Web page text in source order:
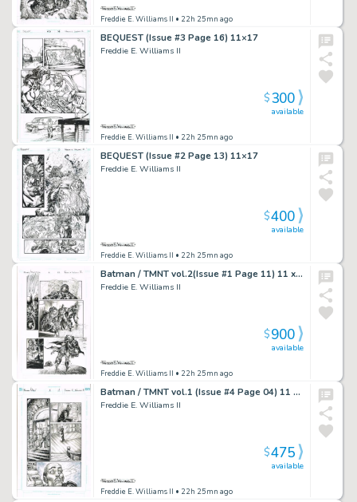
Freddie E. Williams II • 22h 25mn ago
BEQUEST (Issue #3 Page 16) 11×17
Freddie E. Williams II
Freddie E. Williams II • 22h 25mn ago
available
$300
BEQUEST (Issue #2 Page 13) 11×17
Freddie E. Williams II
Freddie E. Williams II • 22h 25mn ago
available
$400
Batman / TMNT vol.2(Issue #1 Page 11) 11 x 17
Freddie E. Williams II
Freddie E. Williams II • 22h 25mn ago
available
$900
Batman / TMNT vol.1 (Issue #4 Page 04) 11 x 17
Freddie E. Williams II
Freddie E. Williams II • 22h 25mn ago
available
$475